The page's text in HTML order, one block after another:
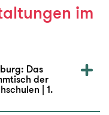
im
Das
der
| 1.